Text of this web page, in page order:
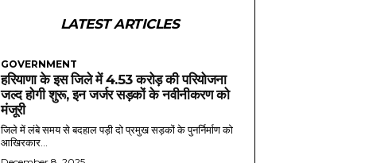
LATEST ARTICLES
GOVERNMENT
हरियाणा के इस जिले में 4.53 करोड़ की परियोजना
जल्द होगी शुरू, इन जर्जर सड़कों के नवीनीकरण को
मंजूरी
जिले में लंबे समय से बदहाल पड़ी दो प्रमुख सड़कों के पुनर्निर्माण को
आखिरकार...